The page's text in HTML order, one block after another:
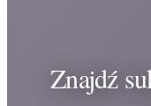
Znajdź